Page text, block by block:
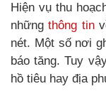
Hiện vụ thu
nhữngthông tin
nét. Một số nơi
báo tăng. Tuy
hồ tiêu hay địa